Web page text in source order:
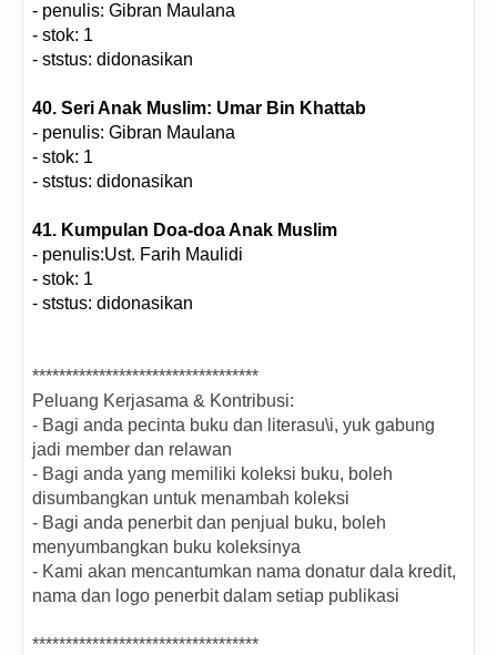
- penulis: Gibran Maulana
- stok: 1
- ststus: didonasikan
40. Seri Anak Muslim: Umar Bin Khattab
- penulis: Gibran Maulana
- stok: 1
- ststus: didonasikan
41. Kumpulan Doa-doa Anak Muslim
- penulis:Ust. Farih Maulidi
- stok: 1
- ststus: didonasikan
**********************************
Peluang Kerjasama & Kontribusi:
- Bagi anda pecinta buku dan literasu\i, yuk gabung
jadi member dan relawan
- Bagi anda yang memiliki koleksi buku, boleh
disumbangkan untuk menambah koleksi
- Bagi anda penerbit dan penjual buku, boleh
menyumbangkan buku koleksinya
- Kami akan mencantumkan nama donatur dala kredit,
nama dan logo penerbit dalam setiap publikasi
**********************************